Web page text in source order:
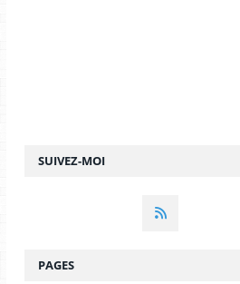
SUIVEZ-MOI
PAGES